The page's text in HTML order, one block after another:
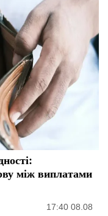
між виплатами
17:40 08.08